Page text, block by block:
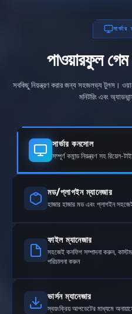
সার্ভার
পাওয়ারফুল গেম
সবকিছু নিয়ন্ত্রণ করার জন্য সহজলভ্য টুলস।
মনিটরিং এবং
সার্ভার কনসোল
সম্পূর্ণ কমান্ড নিয়ন্ত্রণ সহ রিয়েল-
মড/প্লাগইন ম্যানেজার
হাজার হাজার মড এবং প্লাগইন
ফাইল ম্যানেজার
সহজেই কনফিগ সম্পাদনা করুন,
পরিচালনা করুন
ভার্সন ম্যানেজার
স্বয়ংক্রিয় আপডেটের মাধ্যমে